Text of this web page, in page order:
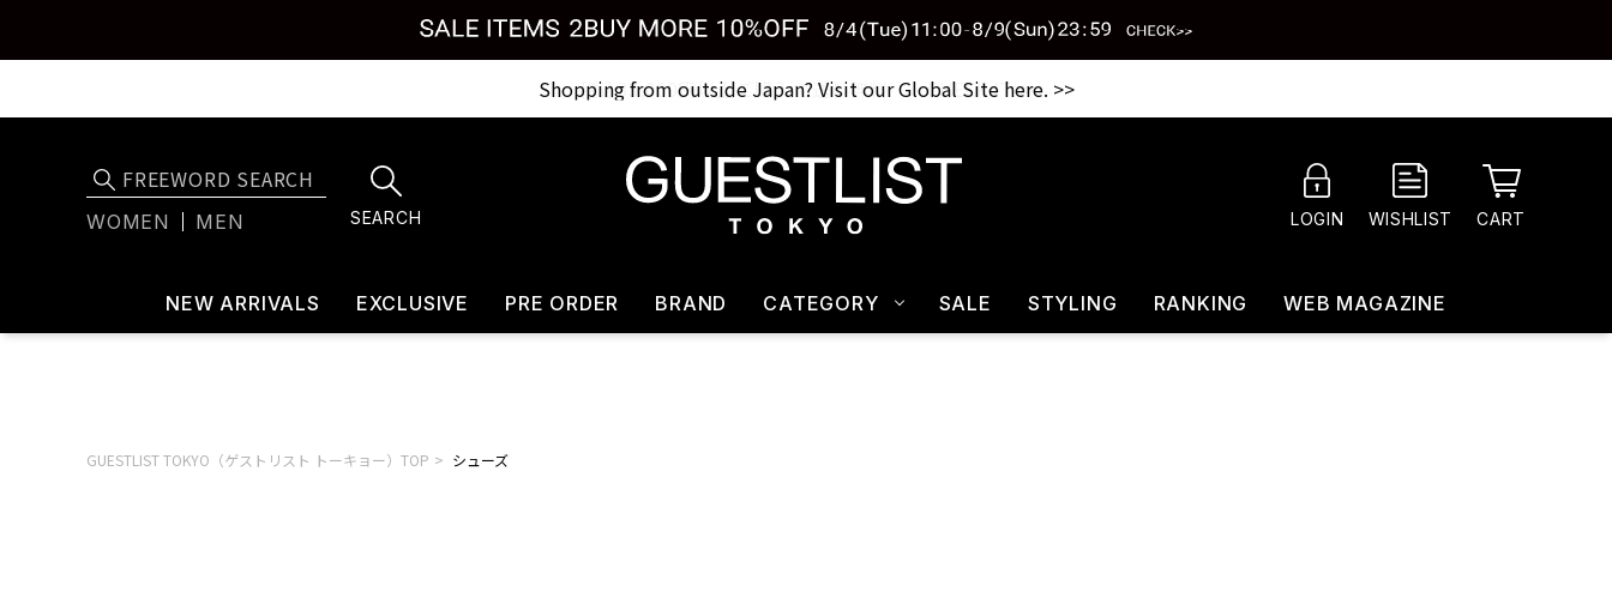
税込33,000円以上ご購入で送料無料 CHECK IT>>
Shopping from outside Japan? Visit our Global Site here. >>
WOMEN MEN SEARCH LOGIN WISHLIST CART
NEW ARRIVALS EXCLUSIVE PRE ORDER BRAND CATEGORY SALE STYLING RANKING WEB MAGAZINE
GUESTLIST TOKYO（ゲストリスト トーキョー）TOP シューズ